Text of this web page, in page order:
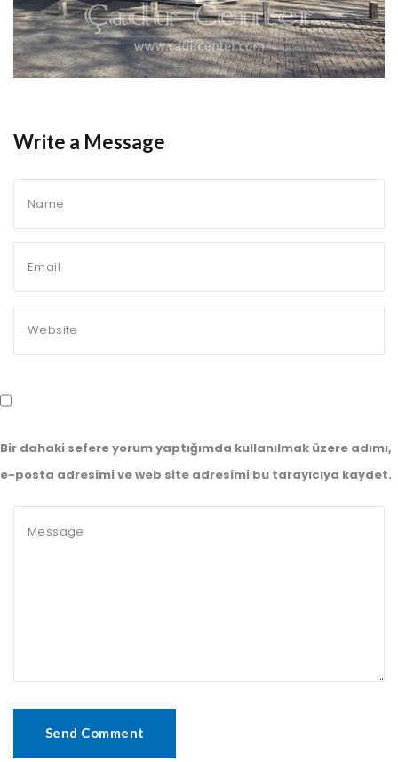
Write a Message
Bir dahaki sefere yorum yaptığımda kullanılmak üzere adımı,
e-posta adresimi ve web site adresimi bu tarayıcıya kaydet.